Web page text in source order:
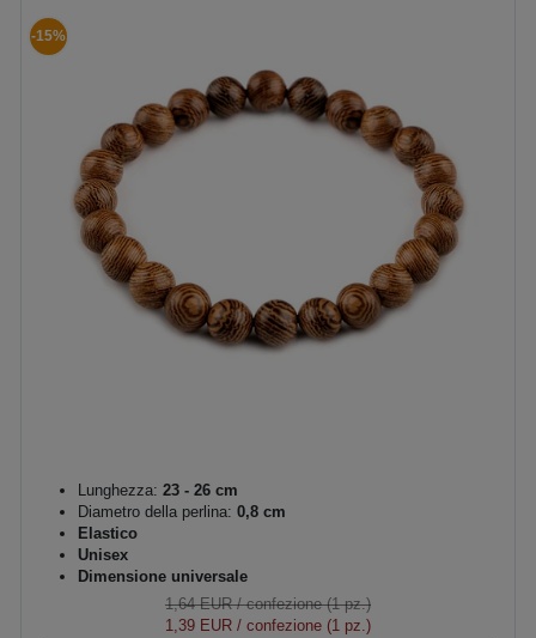
-15%
Lunghezza: 23 - 26 cm
Diametro della perlina: 0,8 cm
Elastico
Unisex
Dimensione universale
1,64 EUR/ confezione (1 pz.)
1,39 EUR / confezione (1 pz.)